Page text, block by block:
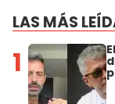
LAS MÁS
1